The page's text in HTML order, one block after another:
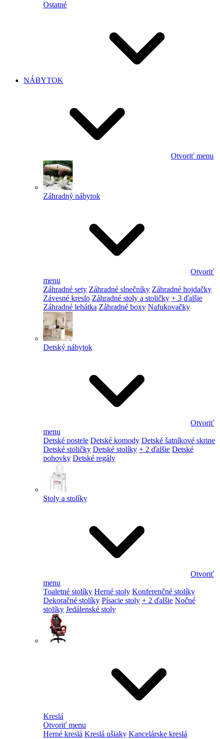
Ostatné
NÁBYTOK
Otvoriť menu
Záhradný nábytok
Otvoriť
menu
Záhradné sety Záhradné slnečníky Záhradné hojdačky
Závesné kreslo Záhradné stoly a stoličky + 3 ďalšie
Záhradné lehátka Záhradné boxy Nafukovačky
Detský nábytok
Otvoriť
menu
Detské postele Detské komody Detské šatníkové skrine
Detské stoličky Detské stolíky + 2 ďalšie Detské
pohovky Detské regály
Stoly a stolíky
Otvoriť
menu
Toaletné stolíky Herné stoly Konferenčné stolíky
Dekoračné stolíky Písacie stoly + 2 ďalšie Nočné
stolíky Jedálenské stoly
Kreslá
Otvoriť menu
Herné kreslá Kreslá ušiaky Kancelárske kreslá